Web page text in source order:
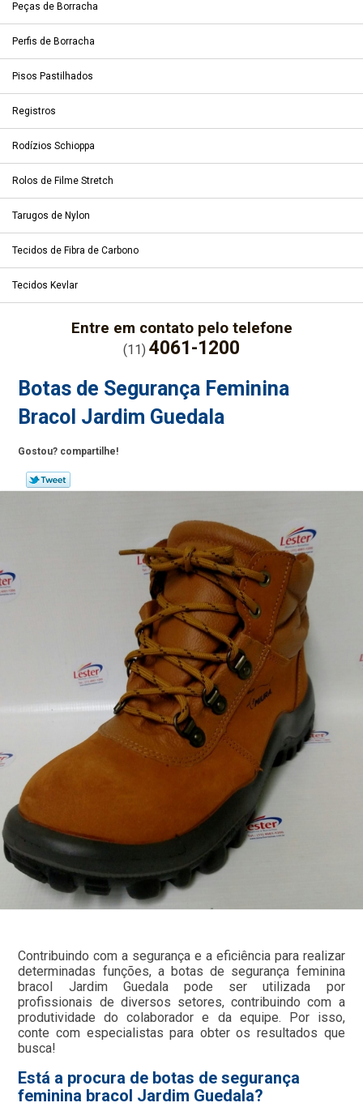
Peças de Borracha
Perfis de Borracha
Pisos Pastilhados
Registros
Rodízios Schioppa
Rolos de Filme Stretch
Tarugos de Nylon
Tecidos de Fibra de Carbono
Tecidos Kevlar
Entre em contato pelo telefone
(11) 4061-1200
Botas de Segurança Feminina
Bracol Jardim Guedala
Gostou? compartilhe!
Contribuindo com a segurança e a eficiência para realizar
determinadas funções, a botas de segurança feminina
bracol Jardim Guedala pode ser utilizada por
profissionais de diversos setores, contribuindo com a
produtividade do colaborador e da equipe. Por isso,
conte com especialistas para obter os resultados que
busca!
Está a procura de botas de segurança
feminina bracol Jardim Guedala?